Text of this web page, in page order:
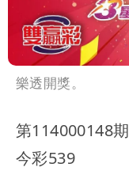
樂透開獎。
第114000148期
今彩539